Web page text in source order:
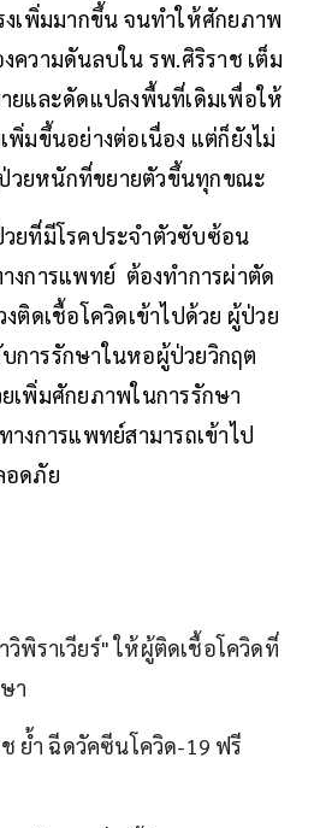
เพิ่มมากขึ้น จนทำให้ศักยภาพ
ความดันลบใน รพ.ศิริราช เต็ม
ยและดัดแปลงพื้นที่เดิมเพื่อให้
พิ่มขึ้นอย่างต่อเนื่อง แต่ก็ยังไม่
วยหนักที่ขยายตัวขึ้นทุกขณะ
ยที่มีโรคประจำตัวซับซ้อน
งการแพทย์ ต้องทำการผ่าตัด
ติดเชื้อโควิดเข้าไปด้วย ผู้ป่วย
การรักษาในหอผู้ป่วยวิกฤต
เพิ่มศักยภาพในการรักษา
งการแพทย์สามารถเข้าไป
อดภัย
วิพิราเวียร์" ให้ผู้ติดเชื้อโควิดที่
า
ย้ำ ฉีดวัคซีนโควิด-19 ฟรี